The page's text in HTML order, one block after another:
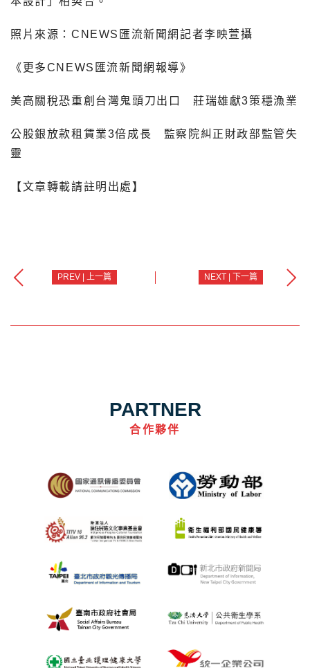
照片來源：CNEWS匯流新聞網記者李映萱攝
《更多CNEWS匯流新聞網報導》
美高關稅恐重創台灣鬼頭刀出口 莊瑞雄獻3策穩漁業
公股銀放款租賃業3倍成長 監察院糾正財政部監管失
靈
【文章轉載請註明出處】
PREV | 上一篇 NEXT | 下一篇
PARTNER
合作夥伴